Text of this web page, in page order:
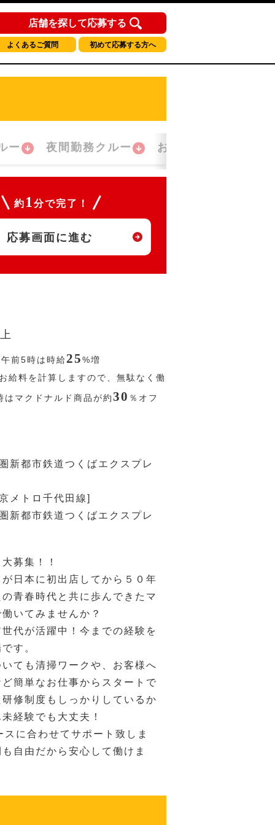
店舗を探して応募する
よくあるご質問 初めて応募する方へ
ー 夜間勤務クルー おかえり！クルー
約 1 分で完了！
応募画面に進む
前5時は時給25%増
給料を計算しますので、無駄なく働
はマクドナルド商品が約30 ％ オフ
新都市鉄道つくばエクスプレ
メトロ千代田線]
新都市鉄道つくばエクスプレ
募集！！
日本に初出店してから５０年
の青春時代と共に歩んできたマ
いてみませんか？
代が活躍中！今までの経験を
す。
ても清掃ワークや、お客様へ
簡単なお仕事からスタートで
修制度もしっかりしているか
経験でも大丈夫！
スに合わせてサポート致しま
自由だから安心して働けま